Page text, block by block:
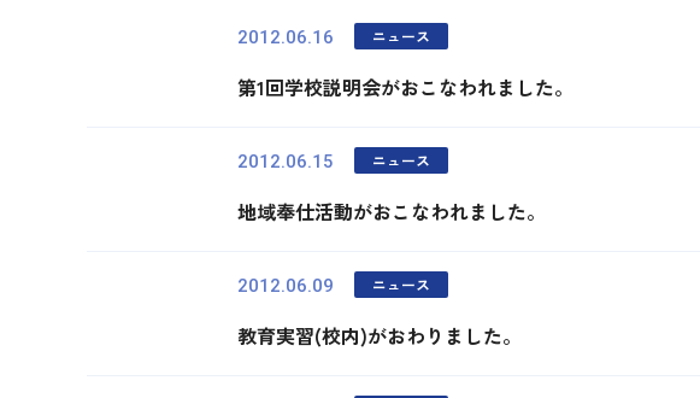
2012.06.16 ニュース
第1回学校説明会がおこなわれました。
2012.06.15 ニュース
地域奉仕活動がおこなわれました。
2012.06.09 ニュース
教育実習(校内)がおわりました。